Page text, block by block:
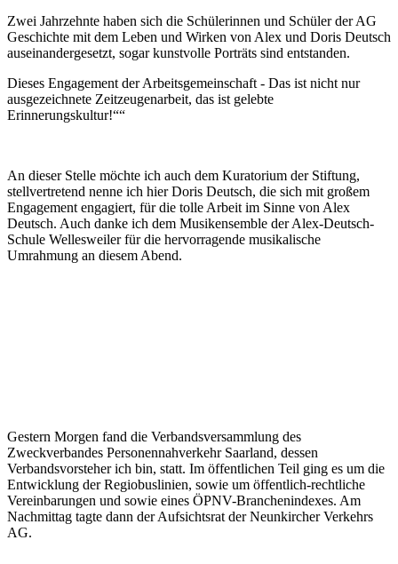
Zwei Jahrzehnte haben sich die Schülerinnen und Schüler der AG
Geschichte mit dem Leben und Wirken von Alex und Doris Deutsch
auseinandergesetzt, sogar kunstvolle Porträts sind entstanden.
Dieses Engagement der Arbeitsgemeinschaft - Das ist nicht nur
ausgezeichnete Zeitzeugenarbeit, das ist gelebte
Erinnerungskultur!““
An dieser Stelle möchte ich auch dem Kuratorium der Stiftung,
stellvertretend nenne ich hier Doris Deutsch, die sich mit großem
Engagement engagiert, für die tolle Arbeit im Sinne von Alex
Deutsch. Auch danke ich dem Musikensemble der Alex-Deutsch-
Schule Wellesweiler für die hervorragende musikalische
Umrahmung an diesem Abend.
Gestern Morgen fand die Verbandsversammlung des
Zweckverbandes Personennahverkehr Saarland, dessen
Verbandsvorsteher ich bin, statt. Im öffentlichen Teil ging es um die
Entwicklung der Regiobuslinien, sowie um öffentlich-rechtliche
Vereinbarungen und sowie eines ÖPNV-Branchenindexes. Am
Nachmittag tagte dann der Aufsichtsrat der Neunkircher Verkehrs
AG.